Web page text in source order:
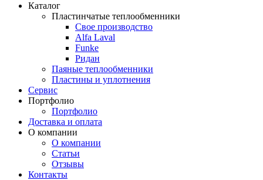
Каталог
Пластинчатые теплообменники
Свое производство
Alfa Laval
Funke
Ридан
Паяные теплообменники
Пластины и уплотнения
Сервис
Портфолио
Портфолио
Доставка и оплата
О компании
О компании
Статьи
Отзывы
Контакты